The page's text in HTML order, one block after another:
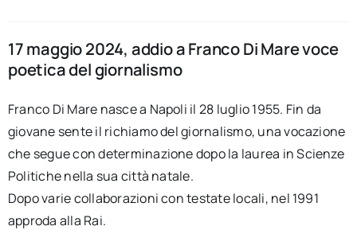
17 maggio 2024, addio a Franco Di Mare voce
poetica del giornalismo
Franco Di Mare nasce a Napoli il 28 luglio 1955. Fin da
giovane sente il richiamo del giornalismo, una vocazione
che segue con determinazione dopo la laurea in Scienze
Politiche nella sua città natale.
Dopo varie collaborazioni con testate locali, nel 1991
approda alla Rai.